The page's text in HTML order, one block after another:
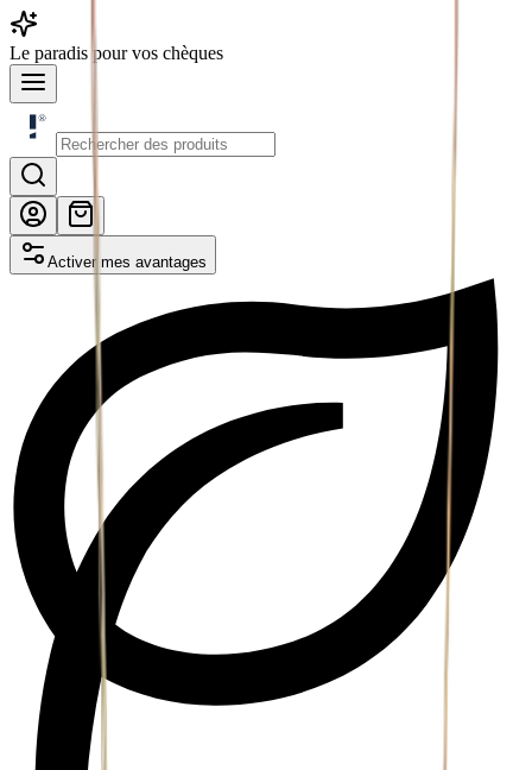
Le paradis pour vos chèques
Activer mes avantages